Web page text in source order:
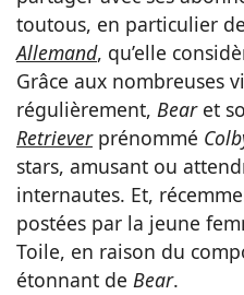
toutous, en particulier de
Allemand, qu’elle
Grâce aux nombreuses
régulièrement, Bearet
Retrieverprénommé
stars, amusant ou
internautes. Et,
postées par la jeune
Toile, en raison du
étonnant de Bear.